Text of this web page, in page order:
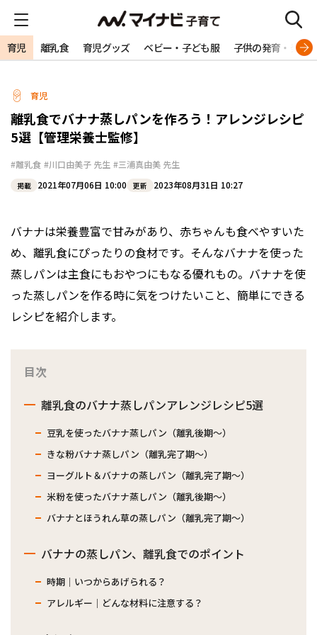
育児 離乳食 育児グッズ ベビー・子ども服 子供の発育・発達
育児
離乳食でバナナ蒸しパンを作ろう！アレンジレシピ
5選【管理栄養士監修】
#離乳食 #川口由美子 先生 #三浦真由美 先生
掲載 2021年07月06日 10:00 更新 2023年08月31日 10:27
バナナは栄養豊富で甘みがあり、赤ちゃんも食べやすいた
め、離乳食にぴったりの食材です。そんなバナナを使った
蒸しパンは主食にもおやつにもなる優れもの。バナナを使
った蒸しパンを作る時に気をつけたいこと、簡単にできる
レシピを紹介します。
目次
離乳食のバナナ蒸しパンアレンジレシピ5選
豆乳を使ったバナナ蒸しパン（離乳後期〜）
きな粉バナナ蒸しパン（離乳完了期〜）
ヨーグルト＆バナナの蒸しパン（離乳完了期〜）
米粉を使ったバナナ蒸しパン（離乳後期〜）
バナナとほうれん草の蒸しパン（離乳完了期〜）
バナナの蒸しパン、離乳食でのポイント
時期｜いつからあげられる？
アレルギー｜どんな材料に注意する？